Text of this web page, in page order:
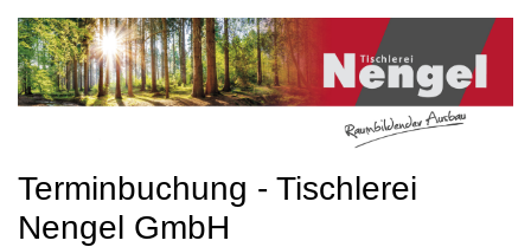
Terminbuchung - Tischlerei
Nengel GmbH